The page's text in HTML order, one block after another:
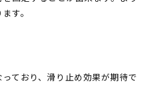
す。
ており、滑り止め効果が期待で